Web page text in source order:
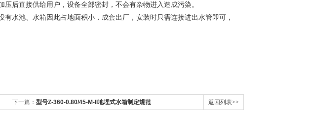
后直接供给用户，设备全部密封，不会有杂物进入造成污染。
水池、水箱因此占地面积小，成套出厂，安装时只需连接进出水管即可，
下一篇： 型号Z-360-0.80/45-M-II地埋式水箱制定规范 返回列表>>